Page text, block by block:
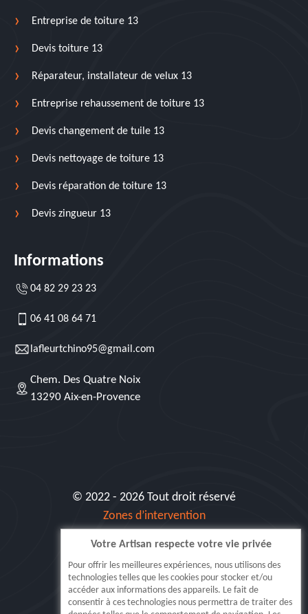
Entreprise de toiture 13
Devis toiture 13
Réparateur, installateur de velux 13
Entreprise rehaussement de toiture 13
Devis changement de tuile 13
Devis nettoyage de toiture 13
Devis réparation de toiture 13
Devis zingueur 13
Informations
04 82 29 23 23
06 41 08 64 71
lafleurtchino95@gmail.com
Chem. Des Quatre Noix
13290 Aix-en-Provence
© 2022 - 2026 Tout droit réservé
Zones d’intervention
Siret: 515 062 404 000 30
Votre Artisan respecte votre vie privée
Pour offrir les meilleures expériences, nous utilisons des
technologies telles que les cookies pour stocker et/ou
accéder aux informations des appareils. Le fait de
consentir à ces technologies nous permettra de traiter des